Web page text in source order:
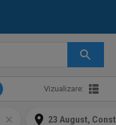
Vizualizare:
23 August,